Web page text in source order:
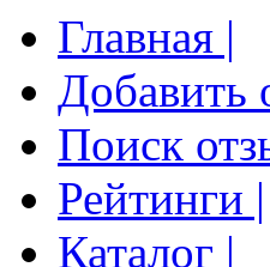
Главная |
Добавить
Поиск
Рейтинги |
Каталог |